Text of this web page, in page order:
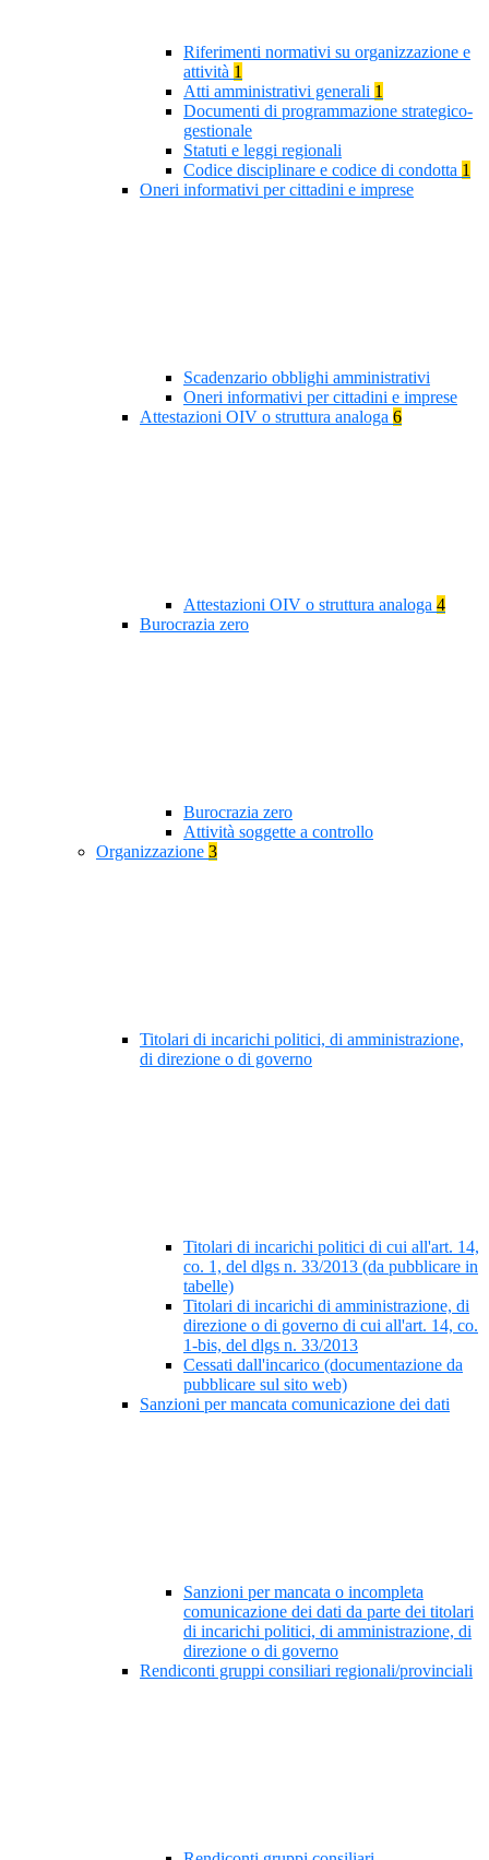
Riferimenti normativi su organizzazione e
attività 1
Atti amministrativi generali 1
Documenti di programmazione strategico-
gestionale
Statuti e leggi regionali
Codice disciplinare e codice di condotta 1
Oneri informativi per cittadini e imprese
Scadenzario obblighi amministrativi
Oneri informativi per cittadini e imprese
Attestazioni OIV o struttura analoga 6
Attestazioni OIV o struttura analoga 4
Burocrazia zero
Burocrazia zero
Attività soggette a controllo
Organizzazione 3
Titolari di incarichi politici, di amministrazione,
di direzione o di governo
Titolari di incarichi politici di cui all'art. 14,
co. 1, del dlgs n. 33/2013 (da pubblicare in
tabelle)
Titolari di incarichi di amministrazione, di
direzione o di governo di cui all'art. 14, co.
1-bis, del dlgs n. 33/2013
Cessati dall'incarico (documentazione da
pubblicare sul sito web)
Sanzioni per mancata comunicazione dei dati
Sanzioni per mancata o incompleta
comunicazione dei dati da parte dei titolari
di incarichi politici, di amministrazione, di
direzione o di governo
Rendiconti gruppi consiliari regionali/provinciali